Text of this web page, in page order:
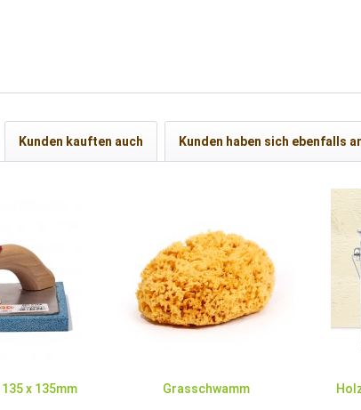
Kunden kauften auch Kunden haben sich ebenfalls
x 135mm Grasschwamm